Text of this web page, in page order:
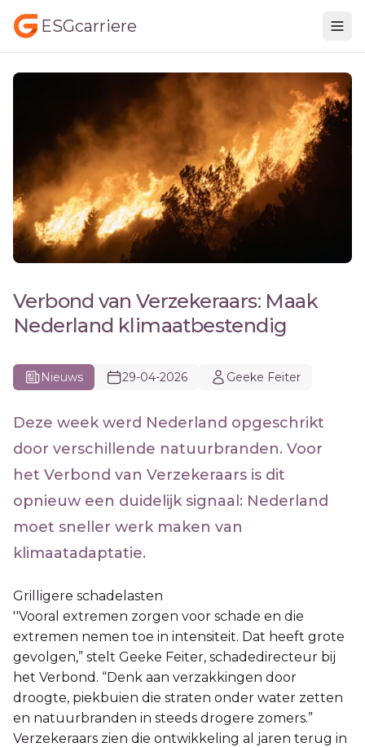
ESGcarriere
Verbond van Verzekeraars: Maak
Nederland klimaatbestendig
Nieuws 29-04-2026 Geeke Feiter
Deze week werd Nederland opgeschrikt
door verschillende natuurbranden. Voor
het Verbond van Verzekeraars is dit
opnieuw een duidelijk signaal: Nederland
moet sneller werk maken van
klimaatadaptatie.
Grilligere schadelasten
''Vooral extremen zorgen voor schade en die
extremen nemen toe in intensiteit. Dat heeft grote
gevolgen,” stelt Geeke Feiter, schadedirecteur bij
het Verbond. “Denk aan verzakkingen door
droogte, piekbuien die straten onder water zetten
en natuurbranden in steeds drogere zomers.”
Verzekeraars zien die ontwikkeling al jaren terug in